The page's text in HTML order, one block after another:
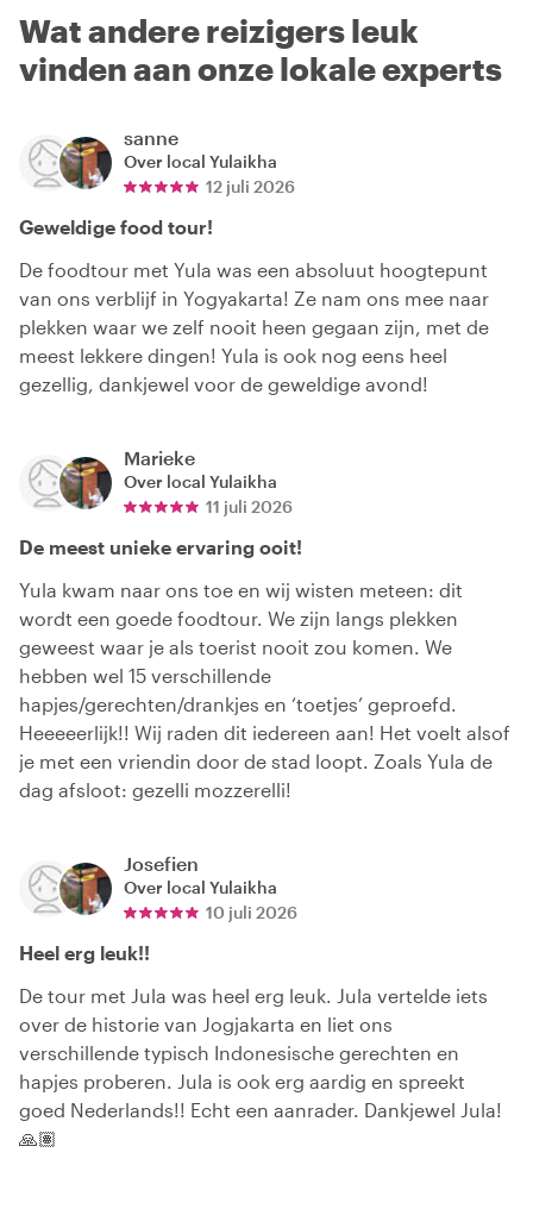
Wat andere reizigers leuk
vinden aan onze lokale experts
sanne
Over local Yulaikha
12 juli 2026
Geweldige food tour!
De foodtour met Yula was een absoluut hoogtepunt
van ons verblijf in Yogyakarta! Ze nam ons mee naar
plekken waar we zelf nooit heen gegaan zijn, met de
meest lekkere dingen! Yula is ook nog eens heel
gezellig, dankjewel voor de geweldige avond!
Marieke
Over local Yulaikha
11 juli 2026
De meest unieke ervaring ooit!
Yula kwam naar ons toe en wij wisten meteen: dit
wordt een goede foodtour. We zijn langs plekken
geweest waar je als toerist nooit zou komen. We
hebben wel 15 verschillende
hapjes/gerechten/drankjes en ‘toetjes’ geproefd.
Heeeeerlijk!! Wij raden dit iedereen aan! Het voelt alsof
je met een vriendin door de stad loopt. Zoals Yula de
dag afsloot: gezelli mozzerelli!
Josefien
Over local Yulaikha
10 juli 2026
Heel erg leuk!!
De tour met Jula was heel erg leuk. Jula vertelde iets
over de historie van Jogjakarta en liet ons
verschillende typisch Indonesische gerechten en
hapjes proberen. Jula is ook erg aardig en spreekt
goed Nederlands!! Echt een aanrader. Dankjewel Jula!
🙏🏽